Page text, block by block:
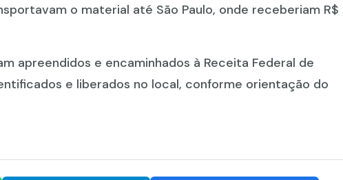
o material até São Paulo, onde receberiam R$
apreendidos e encaminhados à Receita Federal de
e liberados no local, conforme orientação do